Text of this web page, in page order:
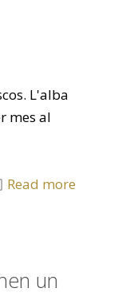
L'alba
mes al
Read more
un